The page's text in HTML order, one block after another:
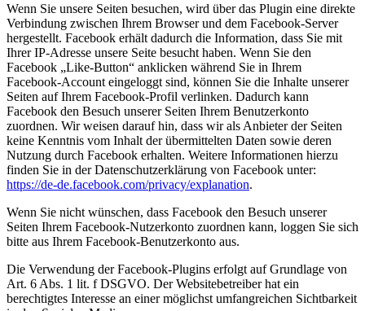
Wenn Sie unsere Seiten besuchen, wird über das Plugin eine direkte
Verbindung zwischen Ihrem Browser und dem Facebook-Server
hergestellt. Facebook erhält dadurch die Information, dass Sie mit
Ihrer IP-Adresse unsere Seite besucht haben. Wenn Sie den
Facebook „Like-Button“ anklicken während Sie in Ihrem
Facebook-Account eingeloggt sind, können Sie die Inhalte unserer
Seiten auf Ihrem Facebook-Profil verlinken. Dadurch kann
Facebook den Besuch unserer Seiten Ihrem Benutzerkonto
zuordnen. Wir weisen darauf hin, dass wir als Anbieter der Seiten
keine Kenntnis vom Inhalt der übermittelten Daten sowie deren
Nutzung durch Facebook erhalten. Weitere Informationen hierzu
finden Sie in der Datenschutzerklärung von Facebook unter:
https://de-de.facebook.com/privacy/explanation.
Wenn Sie nicht wünschen, dass Facebook den Besuch unserer
Seiten Ihrem Facebook-Nutzerkonto zuordnen kann, loggen Sie sich
bitte aus Ihrem Facebook-Benutzerkonto aus.
Die Verwendung der Facebook-Plugins erfolgt auf Grundlage von
Art. 6 Abs. 1 lit. f DSGVO. Der Websitebetreiber hat ein
berechtigtes Interesse an einer möglichst umfangreichen Sichtbarkeit